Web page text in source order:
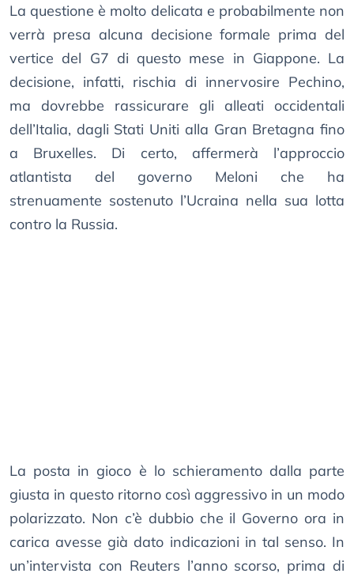
La questione è molto delicata e probabilmente non
verrà presa alcuna decisione formale prima del
vertice del G7 di questo mese in Giappone. La
decisione, infatti, rischia di innervosire Pechino,
ma dovrebbe rassicurare gli alleati occidentali
dell’Italia, dagli Stati Uniti alla Gran Bretagna fino
a Bruxelles. Di certo, affermerà l’approccio
atlantista del governo Meloni che ha
strenuamente sostenuto l’Ucraina nella sua lotta
contro la Russia.
La posta in gioco è lo schieramento dalla parte
giusta in questo ritorno così aggressivo in un modo
polarizzato. Non c’è dubbio che il Governo ora in
carica avesse già dato indicazioni in tal senso. In
un’intervista con Reuters l’anno scorso, prima di